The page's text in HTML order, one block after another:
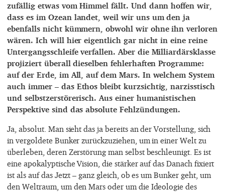
zufällig etwas vom Himmel fällt. Und dann hoffen wir,
dass es im Ozean landet, weil wir uns um den ja
ebenfalls nicht kümmern, obwohl wir ohne ihn verloren
wären. Ich will hier eigentlich gar nicht in eine reine
Untergangsschleife verfallen. Aber die Milliardärsklasse
projiziert überall dieselben fehlerhaften Programme:
auf der Erde, im All, auf dem Mars. In welchem System
auch immer – das Ethos bleibt kurzsichtig, narzisstisch
und selbstzerstörerisch. Aus einer humanistischen
Perspektive sind das absolute Fehlzündungen.
Ja, absolut. Man sieht das ja bereits an der Vorstellung, sich
in vergoldete Bunker zurückzuziehen, um in einer Welt zu
überleben, deren Zerstörung man selbst beschleunigt. Es ist
eine apokalyptische Vision, die stärker auf das Danach fixiert
ist als auf das Jetzt – ganz gleich, ob es um Bunker geht, um
den Weltraum, um den Mars oder um die Ideologie des